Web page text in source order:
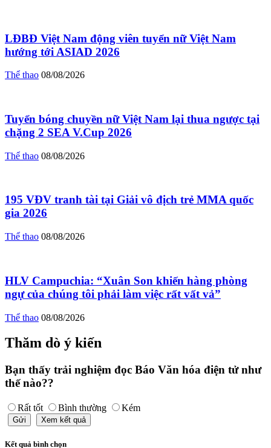
LĐBĐ Việt Nam động viên tuyển nữ Việt Nam
hướng tới ASIAD 2026
Thể thao 08/08/2026
Tuyển bóng chuyền nữ Việt Nam lại thua ngược tại
chặng 2 SEA V.Cup 2026
Thể thao 08/08/2026
195 VĐV tranh tài tại Giải vô địch trẻ MMA quốc
gia 2026
Thể thao 08/08/2026
HLV Campuchia: “Xuân Son khiến hàng phòng
ngự của chúng tôi phải làm việc rất vất vả”
Thể thao 08/08/2026
Thăm dò ý kiến
Bạn thấy trải nghiệm đọc Báo Văn hóa điện tử như
thế nào??
Rất tốt Bình thường Kém
Gửi Xem kết quả
Kết quả bình chọn